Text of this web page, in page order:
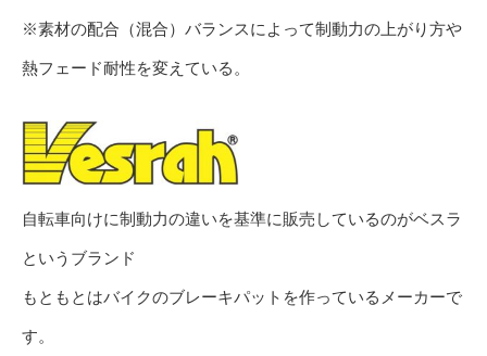
※素材の配合（混合）バランスによって制動力の上がり方や
熱フェード耐性を変えている。
自転車向けに制動力の違いを基準に販売しているのがベスラ
というブランド
もともとはバイクのブレーキパットを作っているメーカーで
す。